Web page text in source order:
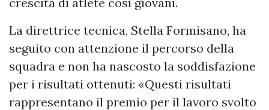
La direttrice tecnica, Stella Formisano, ha
seguito con attenzione il percorso della
squadra e non ha nascosto la soddisfazione
per i risultati ottenuti: «Questi risultati
rappresentano il premio per il lavoro svolto